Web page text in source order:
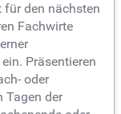
für den nächsten
Fachwirte
Präsentieren
oder
Tagen der